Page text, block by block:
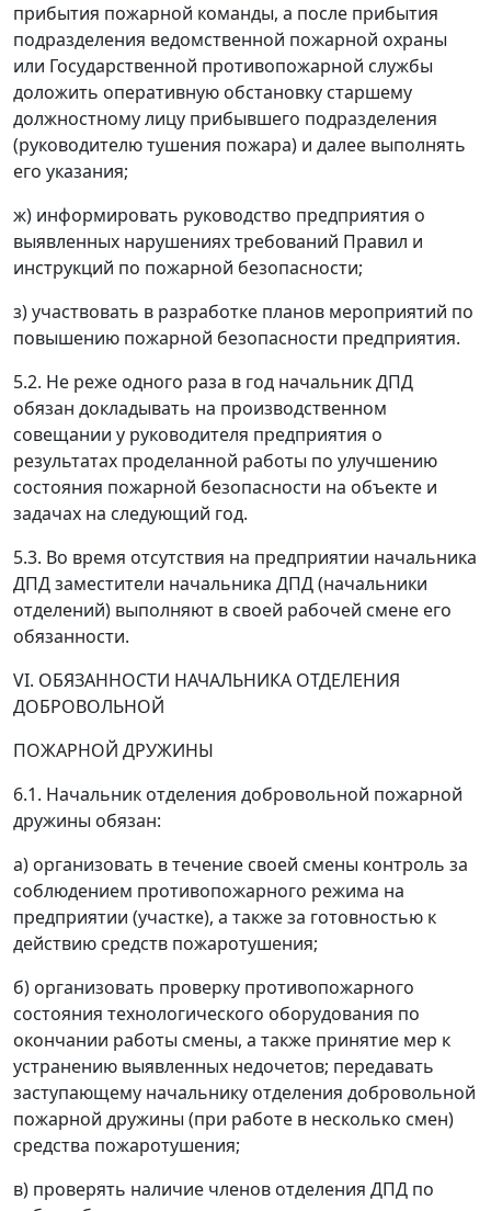
прибытия пожарной команды, а после прибытия
подразделения ведомственной пожарной охраны
или Государственной противопожарной службы
доложить оперативную обстановку старшему
должностному лицу прибывшего подразделения
(руководителю тушения пожара) и далее выполнять
его указания;
ж) информировать руководство предприятия о
выявленных нарушениях требований Правил и
инструкций по пожарной безопасности;
з) участвовать в разработке планов мероприятий по
повышению пожарной безопасности предприятия.
5.2. Не реже одного раза в год начальник ДПД
обязан докладывать на производственном
совещании у руководителя предприятия о
результатах проделанной работы по улучшению
состояния пожарной безопасности на объекте и
задачах на следующий год.
5.3. Во время отсутствия на предприятии начальника
ДПД заместители начальника ДПД (начальники
отделений) выполняют в своей рабочей смене его
обязанности.
VI. ОБЯЗАННОСТИ НАЧАЛЬНИКА ОТДЕЛЕНИЯ
ДОБРОВОЛЬНОЙ
ПОЖАРНОЙ ДРУЖИНЫ
6.1. Начальник отделения добровольной пожарной
дружины обязан:
а) организовать в течение своей смены контроль за
соблюдением противопожарного режима на
предприятии (участке), а также за готовностью к
действию средств пожаротушения;
б) организовать проверку противопожарного
состояния технологического оборудования по
окончании работы смены, а также принятие мер к
устранению выявленных недочетов; передавать
заступающему начальнику отделения добровольной
пожарной дружины (при работе в несколько смен)
средства пожаротушения;
в) проверять наличие членов отделения ДПД по